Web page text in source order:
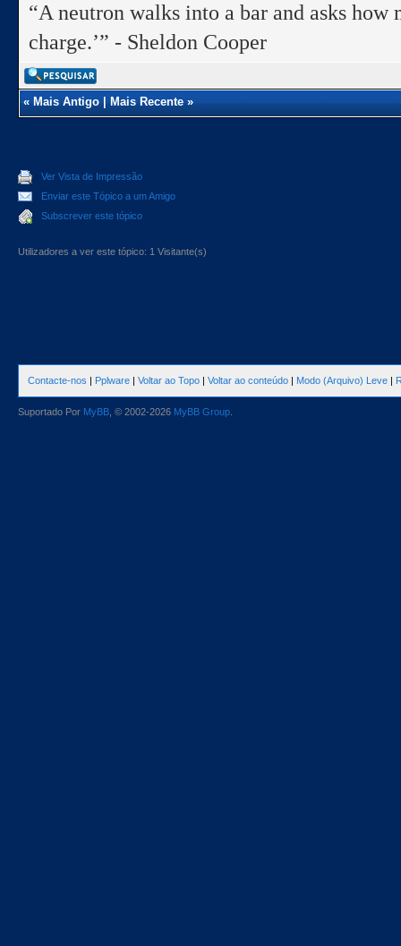
“A neutron walks into a bar and asks
charge.’” - Sheldon Cooper
«Mais Antigo|Mais Recente»
Ver Vista de Impressão
Enviar este Tópico a um Amigo
Subscrever este tópico
Utilizadores a ver este tópico: 1 Visitante(s)
Contacte-nos | Pplware | Voltar ao Topo | Voltar ao conteúdo | Modo (Arquivo) Leve |
Suportado Por MyBB , © 2002-2026 MyBB Group